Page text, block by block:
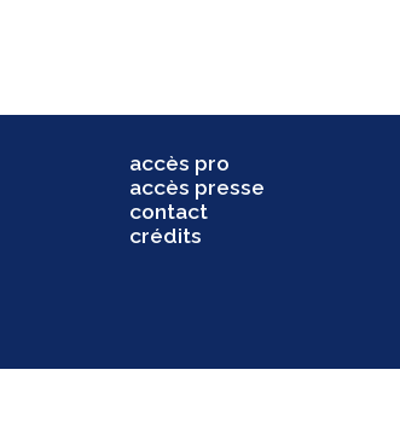
accès pro
accès presse
contact
crédits